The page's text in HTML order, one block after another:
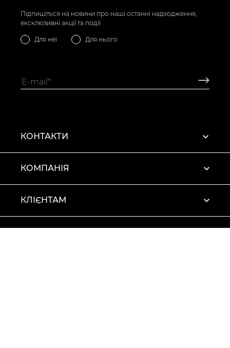
Підпишіться на новини про наші останні надходження,
ексклюзивні акції та події
Для неї Для нього
КОНТАКТИ
КОМПАНІЯ
КЛІЄНТАМ